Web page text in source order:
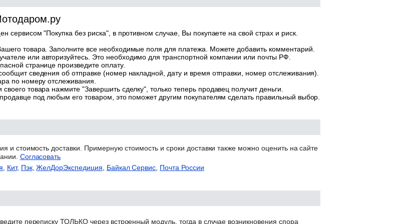
сервисом "Покупка без риска", в противном случае, Вы покупаете на свой страх и риск.
товара. Заполните все необходимые поля для платежа. Можете добавить комментарий.
или авторизуйтесь. Это необходимо для транспортной компании или почты РФ.
странице произведите оплату.
сведения об отправке (номер накладной, дату и время отправки, номер отслеживания).
по номеру отслеживания.
товара нажмите "Завершить сделку", только теперь продавец получит деньги.
под любым его товаром, это поможет другим покупателям сделать правильный выбор.
и стоимость доставки. Примерную стоимость и сроки доставки также можно оценить на сайте
Согласовать
Кит, Пэк,ЖелДорЭкспедиция Байкал Сервис Почта России
переписку ТОЛЬКО через встроенный модуль, тогда в случае возникновения спора